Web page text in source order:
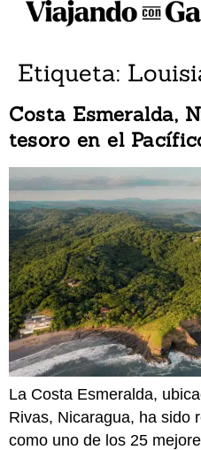
Etiqueta:
Costa Esmeralda,
tesoro en el
La Costa Esmeralda,
Rivas, Nicaragua, ha sido
como uno de los 25